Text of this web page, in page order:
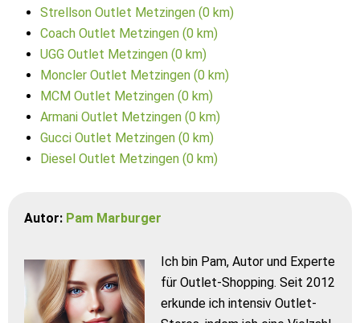
Strellson Outlet Metzingen (0 km)
Coach Outlet Metzingen (0 km)
UGG Outlet Metzingen (0 km)
Moncler Outlet Metzingen (0 km)
MCM Outlet Metzingen (0 km)
Armani Outlet Metzingen (0 km)
Gucci Outlet Metzingen (0 km)
Diesel Outlet Metzingen (0 km)
Autor: Pam Marburger
Ich bin Pam, Autor und Experte
für Outlet-Shopping. Seit 2012
erkunde ich intensiv Outlet-